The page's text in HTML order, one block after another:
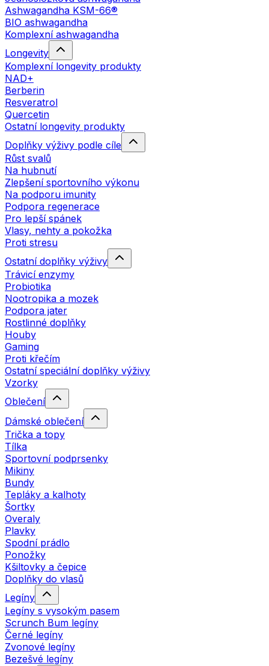
Ashwagandha KSM-66®
BIO ashwagandha
Komplexní ashwagandha
Longevity
Komplexní longevity produkty
NAD+
Berberin
Resveratrol
Quercetin
Ostatní longevity produkty
Doplňky výživy podle cíle
Růst svalů
Na hubnutí
Zlepšení sportovního výkonu
Na podporu imunity
Podpora regenerace
Pro lepší spánek
Vlasy, nehty a pokožka
Proti stresu
Ostatní doplňky výživy
Trávicí enzymy
Probiotika
Nootropika a mozek
Podpora jater
Rostlinné doplňky
Houby
Gaming
Proti křečím
Ostatní speciální doplňky výživy
Vzorky
Oblečení
Dámské oblečení
Trička a topy
Tílka
Sportovní podprsenky
Mikiny
Bundy
Tepláky a kalhoty
Šortky
Overaly
Plavky
Spodní prádlo
Ponožky
Kšiltovky a čepice
Doplňky do vlasů
Legíny
Legíny s vysokým pasem
Scrunch Bum legíny
Černé legíny
Zvonové legíny
Bezešvé legíny